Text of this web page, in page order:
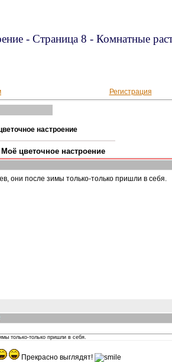
- Страница 8 - Комнатные
Регистрация
настроение
Моё цветочное настроение
они после зимы только-только пришли в себя.
только-только пришли в себя.
Прекрасно выглядят!